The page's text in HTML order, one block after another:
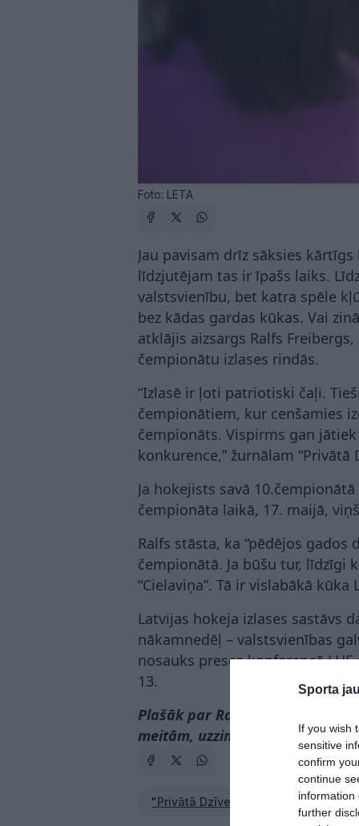
Sporta
If you wish
sensitive
confirm
continue
information
further
Foto: LETA
Jau pavisam drīz sāksies
līdzjutējam tas ir īpašs laiks.
valstsvienību, bet katra spēle
bez kādas gardas kūkas. Vai
atklājis aizsargs Ralfs
čempionātu izlases rindās.
“Izlasē ir ļoti patriotiski čaļi.
čempionātiem, kur cenšamies
čempionāts. Vispirms gan
konkurence,” žurnālam “Privātā
Ja hokejists savā
čempionāta laikā, 17. maijā,
Ralfs stāsta, ka “pēdējos
čempionātā. Ja būšu tur, līdzīgi
“Cielaviņa”. Tā ir vislabākā
Latvijas hokeja izlases sastāvs
nākamnedēļ – valstsvienības
nosauks preses konferencē
13.
Plašāk par Ralfa patriotismu
meitām, uzzini jaunākajā
"Privātā Dzīve" hokejs